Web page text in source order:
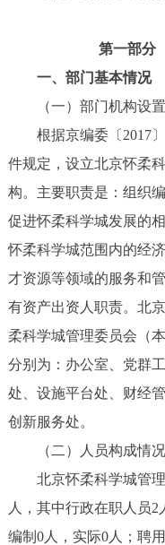
第一部分
一、部门基本情况
（一）部门机构设置
根据京编委〔2017〕
件规定，设立北京怀柔
构。主要职责是：组织
促进怀柔科学城发展的
怀柔科学城范围内的经
才资源等领域的服务和
有资产出资人职责。北
柔科学城管理委员会（
分别为：办公室、党群
处、设施平台处、财经
创新服务处。
（二）人员构成情况
北京怀柔科学城管理
人，其中行政在职人员
编制0人，实际0人；聘